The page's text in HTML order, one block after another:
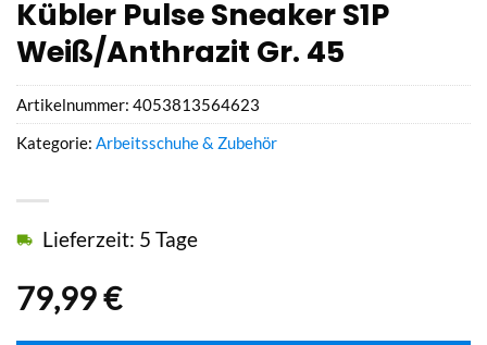
Kübler Pulse Sneaker S1P
Weiß/Anthrazit Gr. 45
79,99€
Lieferzeit: 5 Tage
Artikelnummer: 4053813564623
Kategorie: Arbeitsschuhe & Zubehör